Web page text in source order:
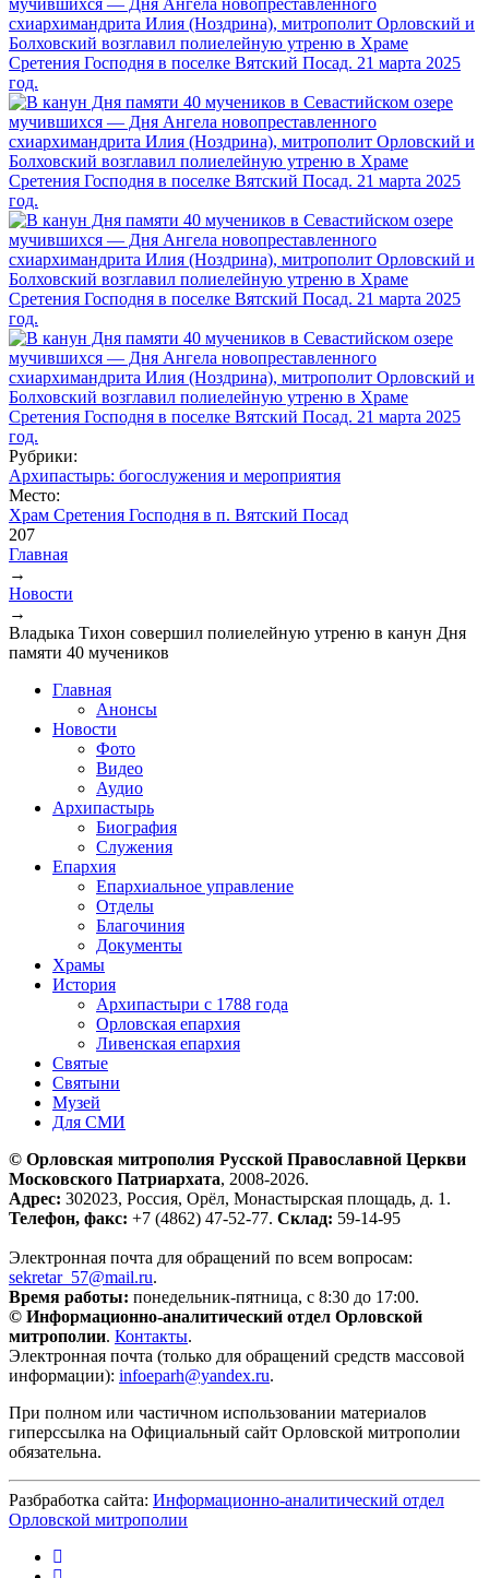
Рубрики:
Архипастырь: богослужения и мероприятия
Место:
Храм Сретения Господня в п. Вятский Посад
207
Вы здесь
Главная
→
Новости
→
Владыка Тихон совершил полиелейную утреню в канун Дня
памяти 40 мучеников
Главная
Анонсы
Новости
Фото
Видео
Аудио
Архипастырь
Биография
Служения
Епархия
Епархиальное управление
Отделы
Благочиния
Документы
Храмы
История
Архипастыри с 1788 года
Орловская епархия
Ливенская епархия
Святые
Святыни
Музей
Для СМИ
© Орловская митрополия Русской Православной Церкви
Московского Патриархата, 2008-2026.
Адрес: 302023, Россия, Орёл, Монастырская площадь, д. 1.
Телефон, факс: +7 (4862) 47-52-77. Склад: 59-14-95
Электронная почта для обращений по всем вопросам:
sekretar_57@mail.ru.
Время работы: понедельник-пятница, с 8:30 до 17:00.
© Информационно-аналитический отдел Орловской
митрополии. Контакты.
Электронная почта (только для обращений средств массовой
информации): infoeparh@yandex.ru.
При полном или частичном использовании материалов
гиперссылка на Официальный сайт Орловской митрополии
обязательна.
Разбработка сайта: Информационно-аналитический отдел
Орловской митрополии